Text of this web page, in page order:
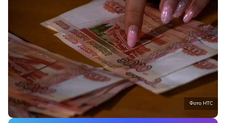
Фото НТС